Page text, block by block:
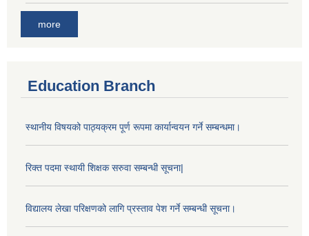
more
Education Branch
स्थानीय विषयको पाठ्यक्रम पूर्ण रूपमा कार्यान्वयन गर्ने सम्बन्धमा।
रिक्त पदमा स्थायी शिक्षक सरुवा सम्बन्धी सूचना|
विद्यालय लेखा परिक्षणको लागि प्रस्ताव पेश गर्ने सम्बन्धी सूचना।